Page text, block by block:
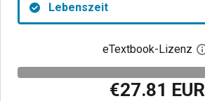
Lebenszeit
eTextbook-Lizenz
€27.81 EUR